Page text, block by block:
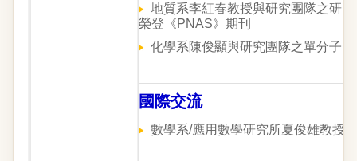
地質系李紅春教授與研究團隊之研
榮登《PNAS》期刊
化學系陳俊顯與研究團隊之單分子
國際交流
數學系/應用數學研究所夏俊雄教授